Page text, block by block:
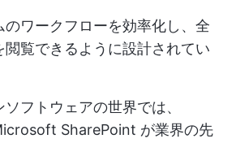
ワークフローを効率化し、全
閲覧できるように設計されてい
フトウェアの世界では、
SharePoint が業界の先